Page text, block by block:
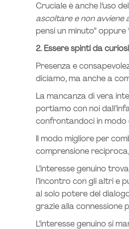
Cruciale è anche l’uso
ascoltare e non avviene
pensi un minuto”
2. Essere spinti da
Presenza e
diciamo, ma anche a
La mancanza di vera
portiamo con noi
confrontandoci in modo
Il modo migliore per
comprensione
L’interesse genuino
l’incontro con gli altri e
al solo potere del
grazie alla connessione
L’interesse genuino si